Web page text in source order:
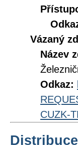
Vázaný
Název
Odkaz:
CUZK-
Distribuce